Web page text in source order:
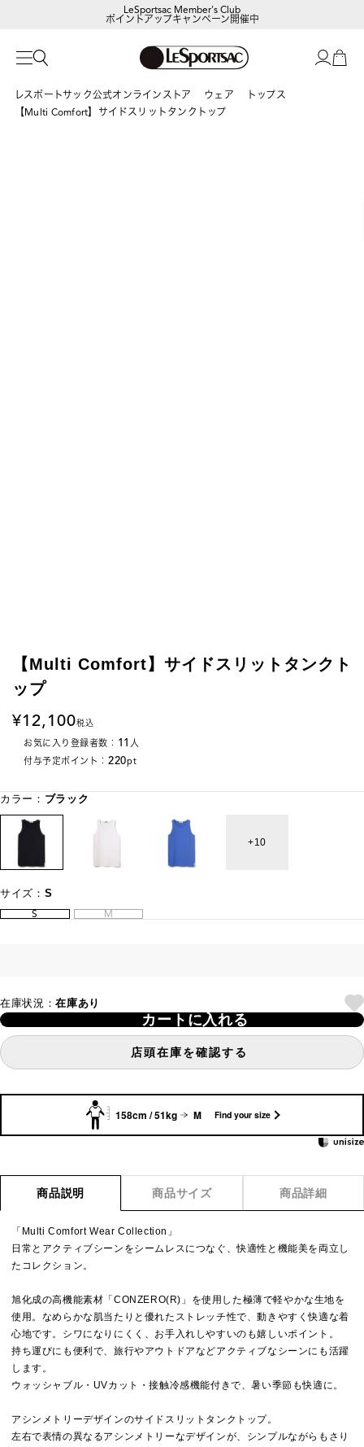
LeSportsac Member's Club
ポイントアップキャンペーン開催中
レスポートサック公式オンラインストア ウェア
トップス
【Multi Comfort】サイドスリットタンクトップ
【Multi Comfort】サイドスリットタンクト
ップ
12,100税込
お気に入り登録者数： 11 人
付与予定ポイント： 220pt
カラー： ブラック
10
サイズ： S
S
M
在庫状況：在庫あり
カートに入れる
店頭在庫を確認する
158cm / 51kg M Find your size
商品説明 商品サイズ 商品詳細
「Multi Comfort Wear Collection」
日常とアクティブシーンをシームレスにつなぐ、快適性と機能美を両立し
たコレクション。
旭化成の高機能素材「CONZERO(R)」を使用した極薄で軽やかな生地を
使用。なめらかな肌当たりと優れたストレッチ性で、動きやすく快適な着
心地です。シワになりにくく、お手入れしやすいのも嬉しいポイント。
持ち運びにも便利で、旅行やアウトドアなどアクティブなシーンにも活躍
します。
ウォッシャブル・UVカット・接触冷感機能付きで、暑い季節も快適に。
アシンメトリーデザインのサイドスリットタンクトップ。
左右で表情の異なるアシンメトリーなデザインが、シンプルながらもさり